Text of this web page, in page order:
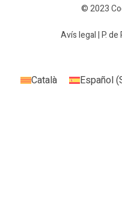
© 2023
Avís legal|P.
Català Español(